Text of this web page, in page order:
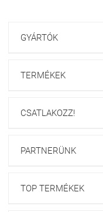
GYÁRTÓK
TERMÉKEK
CSATLAKOZZ!
PARTNERÜNK
TOP TERMÉKEK